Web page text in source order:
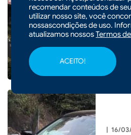
recomendar conteúdos de
utilizar nosso site, você
nossascondições de uso.
atualizamos nossosTermos
ACEITO!
Três
dos
| 16/